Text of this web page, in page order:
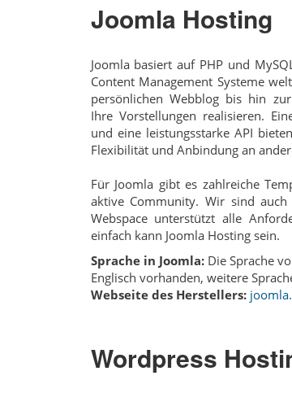
Joomla Hosting
Joomla basiert auf PHP und
Content Management Systeme
persönlichen Webblog bis hin
Ihre Vorstellungen realisieren.
und eine leistungsstarke API
Flexibilität und Anbindung an
Für Joomla gibt es zahlreiche
aktive Community. Wir sind
Webspace unterstützt alle
einfach kann Joomla Hosting sein.
Sprache in Joomla:Die Sprache
Englisch vorhanden, weitere
Webseite des Herstellers:
Wordpress